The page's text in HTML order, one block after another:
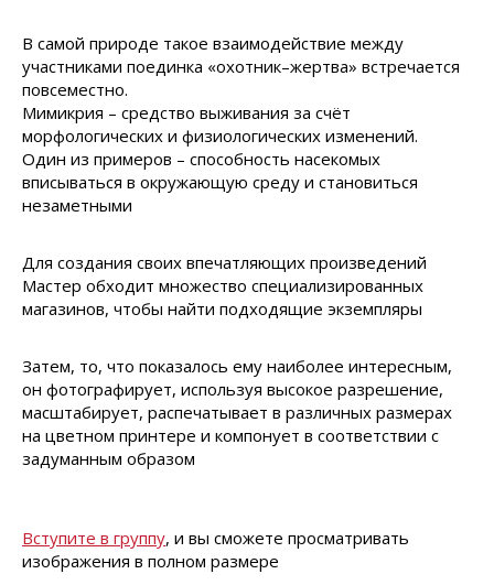
В самой природе такое взаимодействие между
участниками поединка «охотник–жертва» встречается
повсеместно.
Мимикрия – средство выживания за счёт
морфологических и физиологических изменений.
Один из примеров – способность насекомых
вписываться в окружающую среду и становиться
незаметными
Для создания своих впечатляющих произведений
Мастер обходит множество специализированных
магазинов, чтобы найти подходящие экземпляры
Затем, то, что показалось ему наиболее интересным,
он фотографирует, используя высокое разрешение,
масштабирует, распечатывает в различных размерах
на цветном принтере и компонует в соответствии с
задуманным образом
Вступите в группу, и вы сможете просматривать
изображения в полном размере